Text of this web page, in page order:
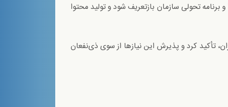
تحولی سازمان بازتعریف شود و تولید محتوا
تأکید کرد و پذیرش این نیازها از سوی ذی‌نفعان